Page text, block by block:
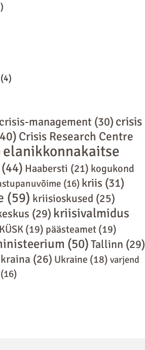
(4)
crisis-management (30) crisis
Crisis Research Centre
elanikkonnakaitse
(44) Haabersti (21) kogukond
(16) kriis (31)
(59) kriisioskused (25)
(29) kriisivalmidus
KÜSK (19) päästeamet (19)
(50)Tallinn (29)
(26) Ukraine (18) varjend
(16)